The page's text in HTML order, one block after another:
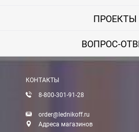
Вы можете оплатить заказ по
Доставка:
ПРОЕКТЫ
ВОПРОС-
КОНТАКТЫ
8-800-301-91-28
order@lednikoff.ru
Адреса магазинов